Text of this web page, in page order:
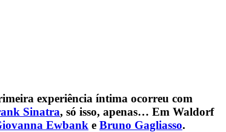
experiência íntima ocorreu com
Sinatra, só isso, apenas… Em Waldorf
Ewbank e Bruno Gagliasso.